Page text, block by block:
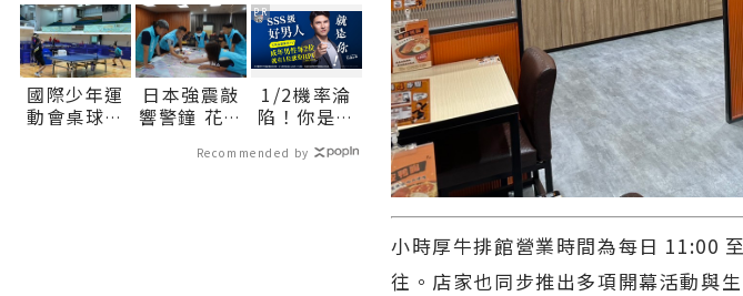
知服務 運用
111政府專
屬短碼簡訊
平臺 提升便
民服務效率
∣花蓮新聞
網官方網站
吳姓副主任
請辭獲准∣
花蓮新聞網
官方網站各
類新聞－最
快速的今日
新聞報導 最
國際少年運
動會桌球預
日本強震敲
響警鐘 花蓮
強化城市防
1/2機率淪
陷！你是好
男？關鍵在
PR
Recommended by
小時厚牛排館營業時間為每日 11:00
往。店家也同步推出多項開幕活動與